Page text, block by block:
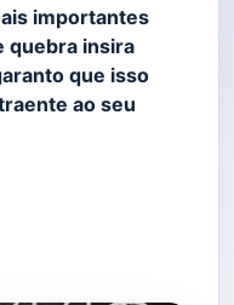
importantes
quebra insira
que isso
ao seu